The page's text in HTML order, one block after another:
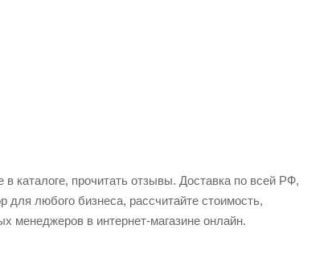
каталоге, прочитать отзывы. Доставка по всей РФ,
для любого бизнеса, рассчитайте стоимость,
менеджеров в интернет-магазине онлайн.